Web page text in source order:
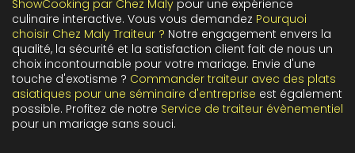
ShowCooking par Chez Maly pour une expérience
culinaire interactive. Vous vous demandez Pourquoi
choisir Chez Maly Traiteur ? Notre engagement envers la
qualité, la sécurité et la satisfaction client fait de nous un
choix incontournable pour votre mariage. Envie d'une
touche d'exotisme ? Commander traiteur avec des plats
asiatiques pour une séminaire d'entreprise est également
possible. Profitez de notre Service de traiteur évènementiel
pour un mariage sans souci.